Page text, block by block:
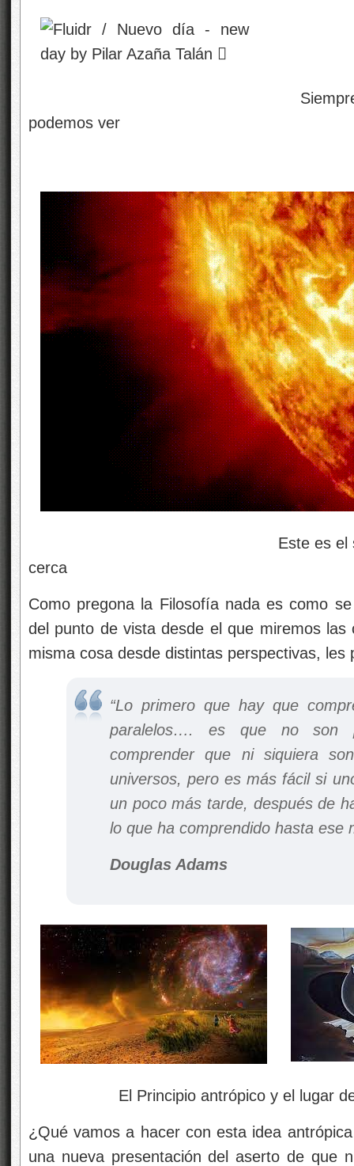
Siempre hay más de
podemos ver
Este es el sol si lo
cerca
Como pregona la Filosofía nada es como
del punto de vista desde el que miremos
misma cosa desde distintas perspectivas,
“Lo primero que hay que
paralelos…. es que no son
comprender que ni siquiera
universos, pero es más fácil si
un poco más tarde, después de
lo que ha comprendido hasta ese
Douglas Adams
El Principio antrópico y el lugar del
¿Qué vamos a hacer con esta idea
una nueva presentación del aserto de que